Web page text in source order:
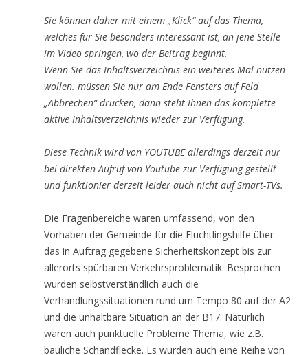
Sie können daher mit einem „Klick“ auf das Thema,
welches für Sie besonders interessant ist, an jene Stelle
im Video springen, wo der Beitrag beginnt.
Wenn Sie das Inhaltsverzeichnis ein weiteres Mal nutzen
wollen. müssen Sie nur am Ende Fensters auf Feld
„Abbrechen“ drücken, dann steht Ihnen das komplette
aktive Inhaltsverzeichnis wieder zur Verfügung.
Diese Technik wird von YOUTUBE allerdings derzeit nur
bei direkten Aufruf von Youtube zur Verfügung gestellt
und funktionier derzeit leider auch nicht auf Smart-TVs.
Die Fragenbereiche waren umfassend, von den
Vorhaben der Gemeinde für die Flüchtlingshilfe über
das in Auftrag gegebene Sicherheitskonzept bis zur
allerorts spürbaren Verkehrsproblematik. Besprochen
wurden selbstverständlich auch die
Verhandlungssituationen rund um Tempo 80 auf der A2
und die unhaltbare Situation an der B17. Natürlich
waren auch punktuelle Probleme Thema, wie z.B.
bauliche Schandflecke. Es wurden auch eine Reihe von